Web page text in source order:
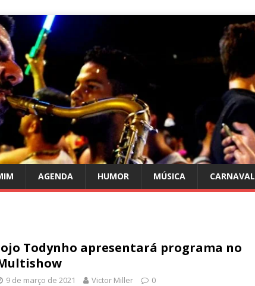
AGENDA HUMOR MÚSICA CARNAVAL
Todynho apresentará programa no
9 de março de 2021 Victor Miller 0